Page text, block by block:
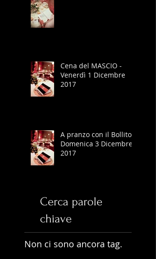
Cena del MASCIO -
Venerdì 1 Dicembre
2017
A pranzo con il Bollito -
Domenica 3 Dicembre
2017
Cerca parole
chiave
Non ci sono ancora tag.